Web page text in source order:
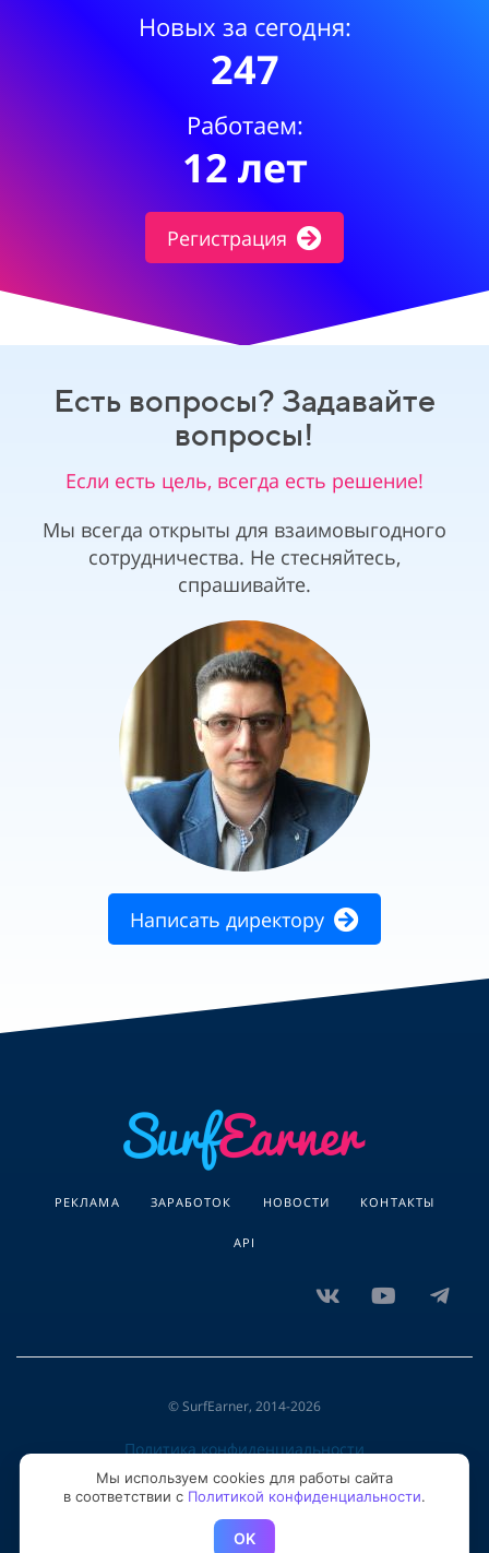
Мы используем cookies для работы сайта
в соответствии с Политикой конфиденциальности.
OK
Новых за сегодня:
247
Работаем:
12 лет
Регистрация
Есть вопросы? Задавайте
вопросы!
Если есть цель, всегда есть решение!
Мы всегда открыты для взаимовыгодного
сотрудничества. Не стесняйтесь,
спрашивайте.
Написать директору
РЕКЛАМА ЗАРАБОТОК НОВОСТИ КОНТАКТЫ
API
© SurfEarner, 2014-2026
Политика конфиденциальности
Служба поддержки